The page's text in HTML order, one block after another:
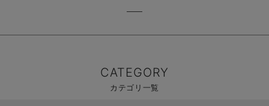
CATEGORY
カテゴリ一覧